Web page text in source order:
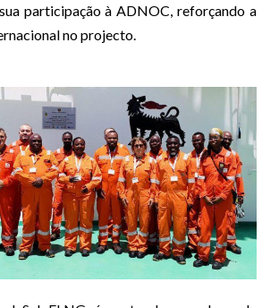
participação à ADNOC, reforçando a
no projecto.